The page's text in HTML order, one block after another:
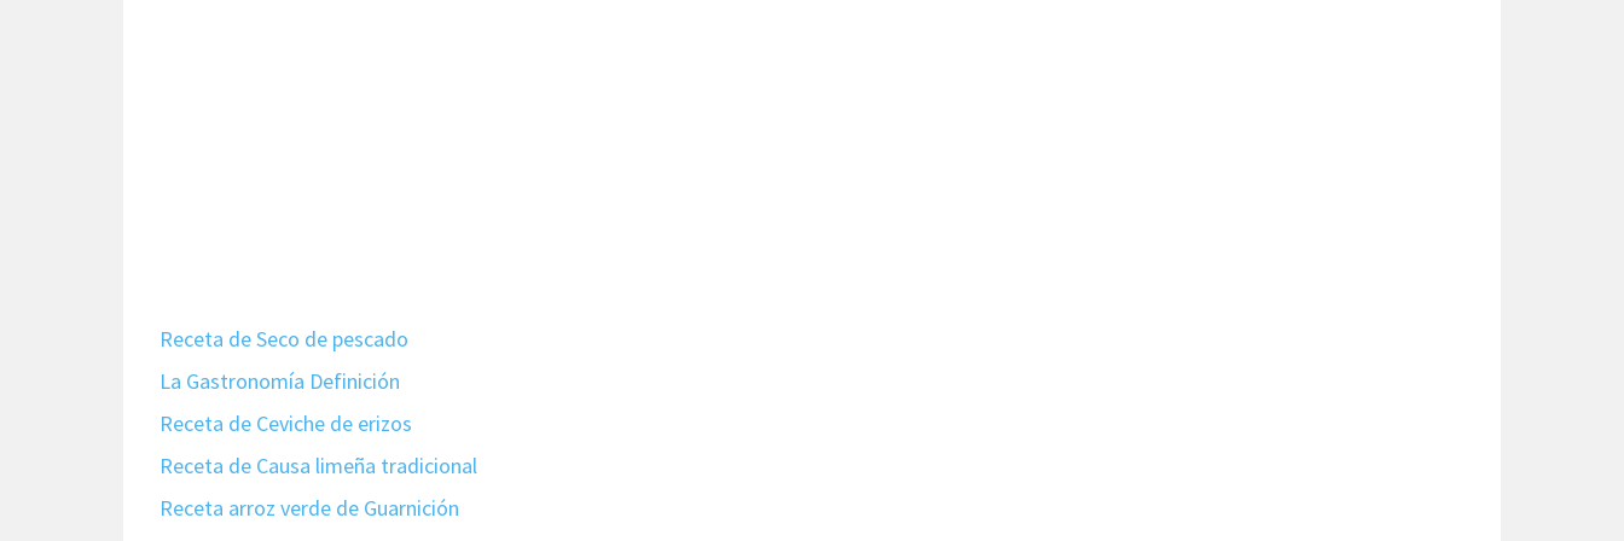
Receta de Seco de pescado
La Gastronomía Definición
Receta de Ceviche de erizos
Receta de Causa limeña tradicional
Receta arroz verde de Guarnición